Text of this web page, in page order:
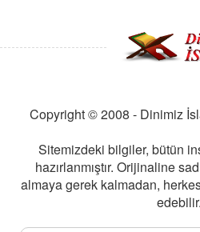
Copyright © 2008 - Dinimiz
Sitemizdeki bilgiler, bütün
hazırlanmıştır. Orijinaline
almaya gerek kalmadan,
edebilir.